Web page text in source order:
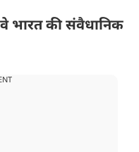
वे भारत की संवैधानिक